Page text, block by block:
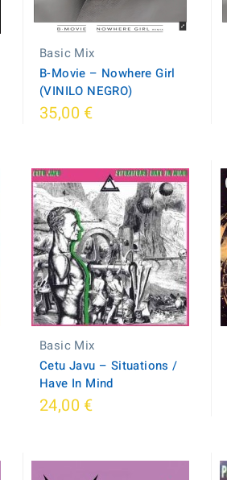
Basic Mix
B-Movie – Nowhere Girl
(VINILO NEGRO)
35,00 €
Basic Mix
Cetu Javu ‎– Situations /
Have In Mind
24,00 €